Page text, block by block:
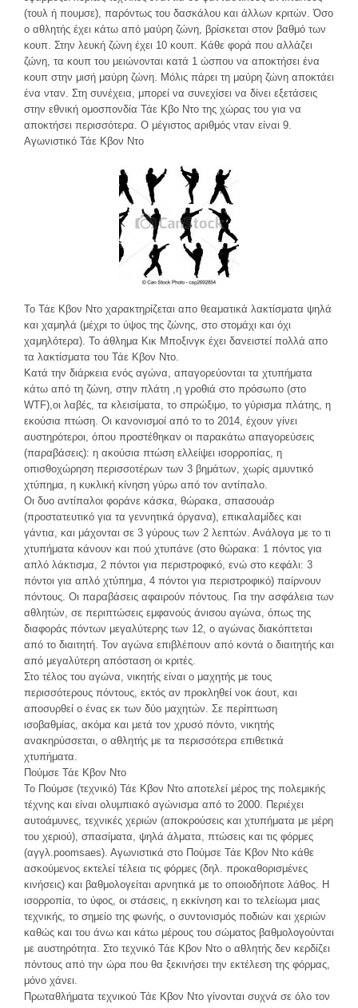
(τουλ ή πουμσε), παρόντως του δασκάλου και άλλων κριτών. Όσο
ο αθλητής έχει κάτω από μαύρη ζώνη, βρίσκεται στον βαθμό των
κουπ. Στην λευκή ζώνη έχει 10 κουπ. Κάθε φορά που αλλάζει
ζώνη, τα κουπ του μειώνονται κατά 1 ώσπου να αποκτήσει ένα
κουπ στην μισή μαύρη ζώνη. Μόλις πάρει τη μαύρη ζώνη αποκτάει
ένα νταν. Στη συνέχεια, μπορεί να συνεχίσει να δίνει εξετάσεις
στην εθνική ομοσπονδία Τάε Κβο Ντο της χώρας του για να
αποκτήσει περισσότερα. Ο μέγιστος αριθμός νταν είναι 9.
Αγωνιστικό Τάε Κβον Ντο
Το Τάε Κβον Ντο χαρακτηρίζεται απο θεαματικά λακτίσματα ψηλά
και χαμηλά (μέχρι το ύψος της ζώνης, στο στομάχι και όχι
χαμηλότερα). Το άθλημα Κικ Μποξινγκ έχει δανειστεί πολλά απο
τα λακτίσματα του Τάε Κβον Ντο.
Κατά την διάρκεια ενός αγώνα, απαγορεύονται τα χτυπήματα
κάτω από τη ζώνη, στην πλάτη ,η γροθιά στο πρόσωπο (στο
WTF),οι λαβές, τα κλεισίματα, το σπρώξιμο, το γύρισμα πλάτης, η
εκούσια πτώση. Οι κανονισμοί από το το 2014, έχουν γίνει
αυστηρότεροι, όπου προστέθηκαν οι παρακάτω απαγορεύσεις
(παραβάσεις): η ακούσια πτώση ελλείψει ισορροπίας, η
οπισθοχώρηση περισσοτέρων των 3 βημάτων, χωρίς αμυντικό
χτύπημα, η κυκλική κίνηση γύρω από τον αντίπαλο.
Οι δυο αντίπαλοι φοράνε κάσκα, θώρακα, σπασουάρ
(προστατευτικό για τα γεννητικά όργανα), επικαλαμίδες και
γάντια, και μάχονται σε 3 γύρους των 2 λεπτών. Ανάλογα με το τι
χτυπήματα κάνουν και πού χτυπάνε (στο θώρακα: 1 πόντος για
απλό λάκτισμα, 2 πόντοι για περιστροφικό, ενώ στο κεφάλι: 3
πόντοι για απλό χτύπημα, 4 πόντοι για περιστροφικό) παίρνουν
πόντους. Οι παραβάσεις αφαιρούν πόντους. Για την ασφάλεια των
αθλητών, σε περιπτώσεις εμφανούς άνισου αγώνα, όπως της
διαφοράς πόντων μεγαλύτερης των 12, ο αγώνας διακόπτεται
από το διαιτητή. Τον αγώνα επιβλέπουν από κοντά ο διαιτητής και
από μεγαλύτερη απόσταση οι κριτές.
Στο τέλος του αγώνα, νικητής είναι ο μαχητής με τους
περισσότερους πόντους, εκτός αν προκληθεί νοκ άουτ, και
αποσυρθεί ο ένας εκ των δύο μαχητών. Σε περίπτωση
ισοβαθμίας, ακόμα και μετά τον χρυσό πόντο, νικητής
ανακηρύσσεται, ο αθλητής με τα περισσότερα επιθετικά
χτυπήματα.
Πούμσε Τάε Κβον Ντο
Το Πούμσε (τεχνικό) Τάε Κβον Ντο αποτελεί μέρος της πολεμικής
τέχνης και είναι ολυμπιακό αγώνισμα από το 2000. Περιέχει
αυτοάμυνες, τεχνικές χεριών (αποκρούσεις και χτυπήματα με μέρη
του χεριού), σπασίματα, ψηλά άλματα, πτώσεις και τις φόρμες
(αγγλ.poomsaes). Αγωνιστικά στο Πούμσε Τάε Κβον Ντο κάθε
ασκούμενος εκτελεί τέλεια τις φόρμες (δηλ. προκαθορισμένες
κινήσεις) και βαθμολογείται αρνητικά με το οποιοδήποτε λάθος. Η
ισορροπία, το ύφος, οι στάσεις, η εκκίνηση και το τελείωμα μιας
τεχνικής, το σημείο της φωνής, ο συντονισμός ποδιών και χεριών
καθώς και του άνω και κάτω μέρους του σώματος βαθμολογούνται
με αυστηρότητα. Στο τεχνικό Τάε Κβον Ντο ο αθλητής δεν κερδίζει
πόντους από την ώρα που θα ξεκινήσει την εκτέλεση της φόρμας,
μόνο χάνει.
Πρωταθλήματα τεχνικού Τάε Κβον Ντο γίνονται συχνά σε όλο τον